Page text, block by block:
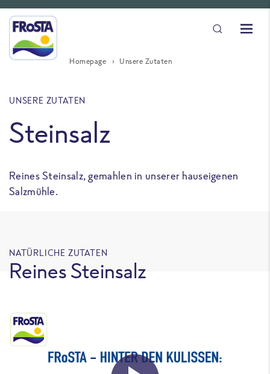
Homepage Unsere Zutaten
UNSERE ZUTATEN
Steinsalz
Reines Steinsalz, gemahlen in unserer hauseigenen
Salzmühle.
NATÜRLICHE ZUTATEN
Reines Steinsalz